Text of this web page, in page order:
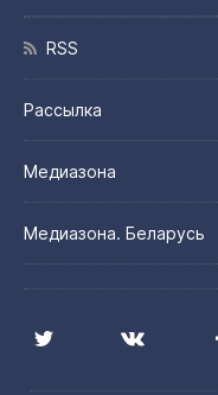
RSS
Рассылка
Медиазона
Медиазона. Беларусь